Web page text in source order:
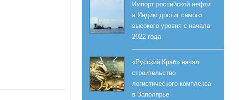
Импорт российской нефти
в Индию достиг самого
высокого уровня с начала
2022 года
«Русский Краб» начал
строительство
логистического комплекса
в Заполярье